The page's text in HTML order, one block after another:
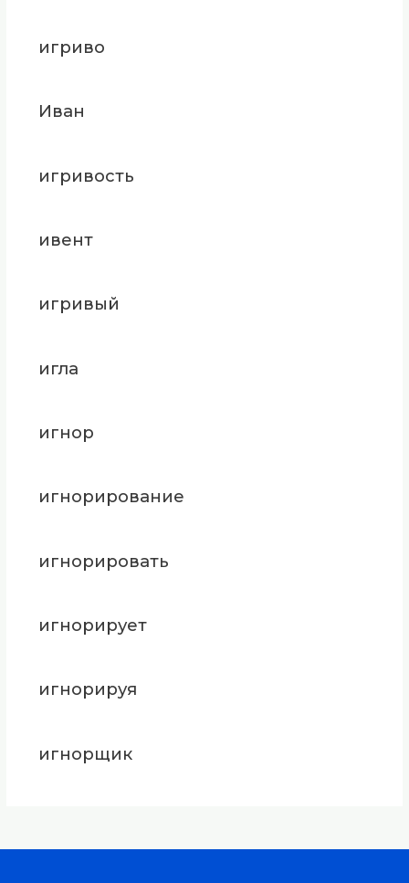
игриво
Иван
игривость
ивент
игривый
игла
игнор
игнорирование
игнорировать
игнорирует
игнорируя
игнорщик